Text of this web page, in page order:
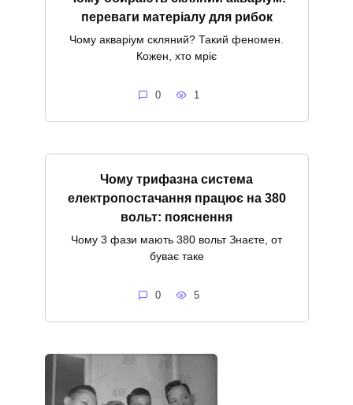
переваги матеріалу для рибок
Чому акваріум скляний? Такий феномен.
Кожен, хто мріє
0 1
Чому трифазна система
електропостачання працює на 380
вольт: пояснення
Чому 3 фази мають 380 вольт Знаєте, от
буває таке
0 5